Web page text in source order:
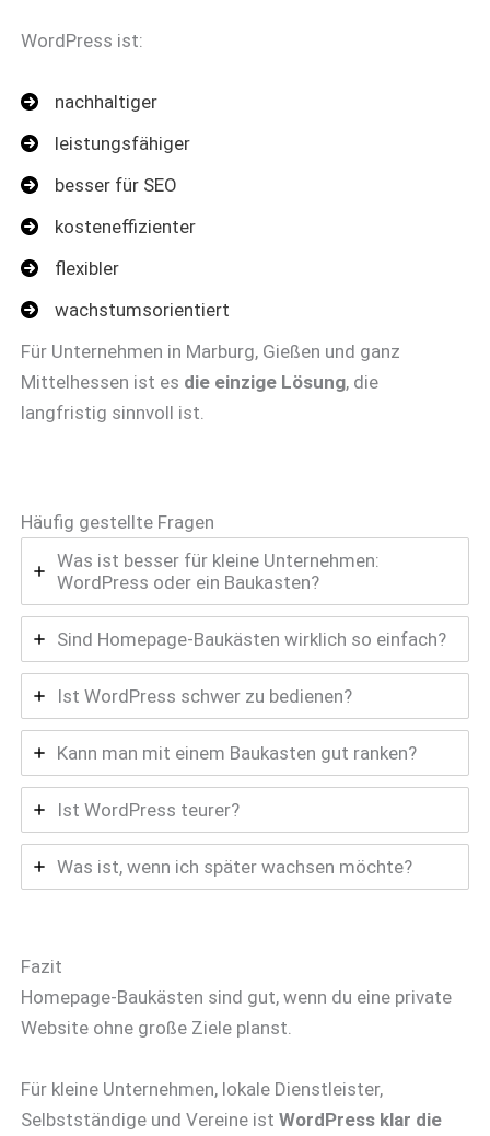
WordPress ist:
nachhaltiger
leistungsfähiger
besser für SEO
kosteneffizienter
flexibler
wachstumsorientiert
Für Unternehmen in Marburg, Gießen und ganz
Mittelhessen ist es die einzige Lösung, die
langfristig sinnvoll ist.
Häufig gestellte Fragen
Was ist besser für kleine Unternehmen:
WordPress oder ein Baukasten?
Sind Homepage-Baukästen wirklich so einfach?
Ist WordPress schwer zu bedienen?
Kann man mit einem Baukasten gut ranken?
Ist WordPress teurer?
Was ist, wenn ich später wachsen möchte?
Fazit
Homepage-Baukästen sind gut, wenn du eine private
Website ohne große Ziele planst.
Für kleine Unternehmen, lokale Dienstleister,
Selbstständige und Vereine istWordPress klar die